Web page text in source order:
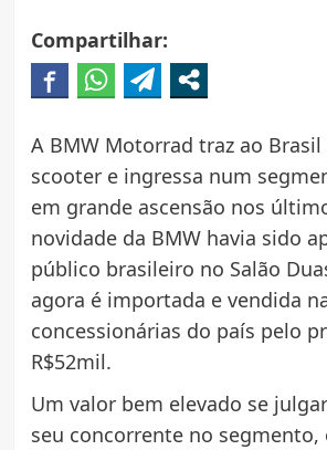
Compartilhar:
A BMW Motorrad traz ao
scooter e ingressa num
em grande ascensão nos
novidade da BMW havia sido
público brasileiro no Salão
agora é importada e vendida
concessionárias do país pelo
R$52mil.
Um valor bem elevado se
seu concorrente no segmento,